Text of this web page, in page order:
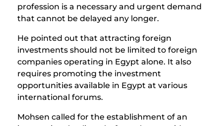
profession is a necessary and urgent demand
that cannot be delayed any longer.
He pointed out that attracting foreign
investments should not be limited to foreign
companies operating in Egypt alone. It also
requires promoting the investment
opportunities available in Egypt at various
international forums.
Mohsen called for the establishment of an